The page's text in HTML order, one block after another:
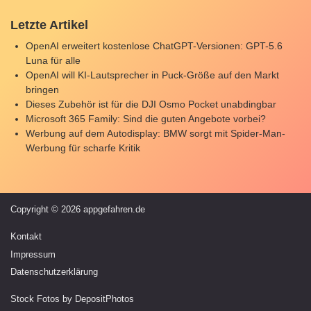
Letzte Artikel
OpenAI erweitert kostenlose ChatGPT-Versionen: GPT-5.6
Luna für alle
OpenAI will KI-Lautsprecher in Puck-Größe auf den Markt
bringen
Dieses Zubehör ist für die DJI Osmo Pocket unabdingbar
Microsoft 365 Family: Sind die guten Angebote vorbei?
Werbung auf dem Autodisplay: BMW sorgt mit Spider-Man-
Werbung für scharfe Kritik
Copyright © 2026 appgefahren.de
Kontakt
Impressum
Datenschutzerklärung
Stock Fotos by DepositPhotos